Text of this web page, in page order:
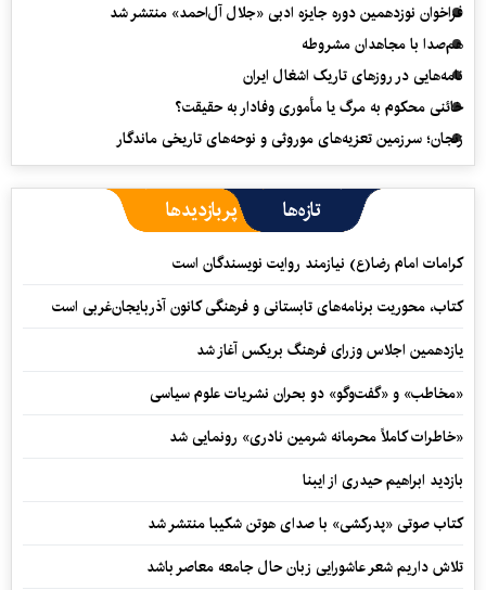
فراخوان نوزدهمین دوره جایزه ادبی «جلال آل‌احمد» منتشر شد
هم‌صدا با مجاهدان مشروطه
نامه‌هایی در روزهای تاریک اشغال ایران
خائنی محکوم به مرگ یا مأموری وفادار به حقیقت؟
زنجان؛ سرزمین تعزیه‌های موروثی و نوحه‌های تاریخی ماندگار
تازه‌ها پربازدیدها
کرامات امام رضا(ع) نیازمند روایت نویسندگان است
کتاب، محوریت برنامه‌های تابستانی و فرهنگی کانون آذربایجان‌غربی است
یازدهمین اجلاس وزرای فرهنگ بریکس آغاز شد
«مخاطب» و «گفت‌وگو» دو بحران نشریات علوم سیاسی
«خاطرات کاملاً محرمانه شرمین نادری» رونمایی شد
بازدید ابراهیم حیدری از ایبنا
کتاب صوتی «پدرکشی» با صدای هوتن شکیبا منتشر شد
تلاش داریم شعر عاشورایی زبان حال جامعه معاصر باشد